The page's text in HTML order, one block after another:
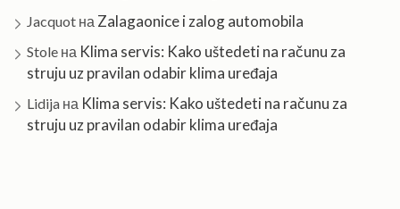
Jacquot на Zalagaonice i zalog automobila
Stole на Klima servis: Kako uštedeti na računu za
struju uz pravilan odabir klima uređaja
Lidija на Klima servis: Kako uštedeti na računu za
struju uz pravilan odabir klima uređaja